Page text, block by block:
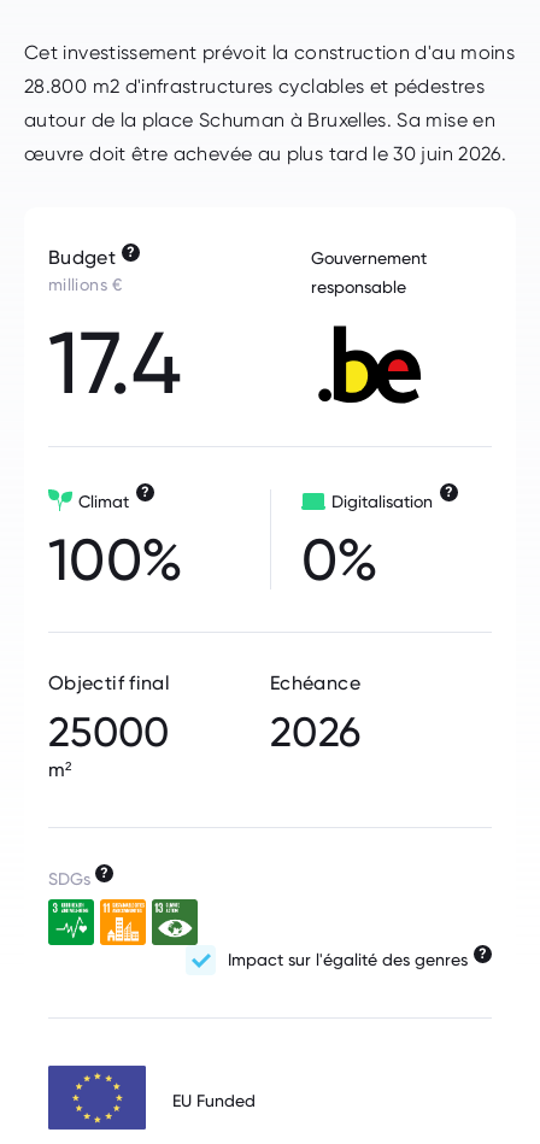
Cet investissement prévoit la construction d'au moins
28.800 m2 d'infrastructures cyclables et pédestres
autour de la place Schuman à Bruxelles. Sa mise en
œuvre doit être achevée au plus tard le 30 juin 2026.
Budget ?
millions €
17.4
Gouvernement
responsable
Climat ?
100%
Digitalisation ?
0%
Objectif final
25000
m²
Echéance
2026
SDGs ?
Impact sur l'égalité des genres ?
EU Funded